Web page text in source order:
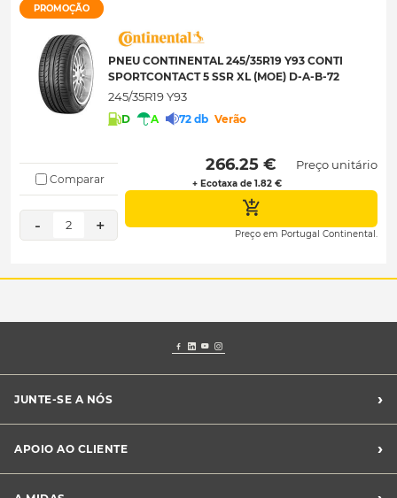
PROMOÇÃO
PNEU CONTINENTAL 245/35R19 Y93 CONTI
SPORTCONTACT 5 SSR XL (MOE) D-A-B-72
245/35R19 Y93
D A 72 db Verão
Comparar
- 2 +
266.25 €
+ Ecotaxa de 1.82 €
Preço unitário
Preço em Portugal Continental.
JUNTE-SE A NÓS ›
Franchising Midas
APOIO AO CLIENTE ›